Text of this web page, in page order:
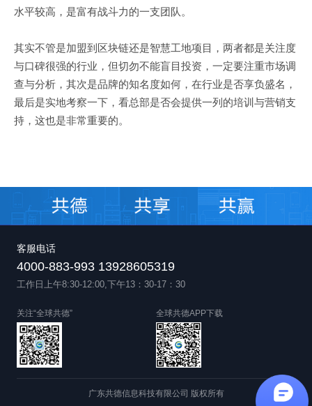
水平较高，是富有战斗力的一支团队。
其实不管是加盟到区块链还是智慧工地项目，两者都是关注度
与口碑很强的行业，但切勿不能盲目投资，一定要注重市场调
查与分析，其次是品牌的知名度如何，在行业是否享负盛名，
最后是实地考察一下，看总部是否会提供一列的培训与营销支
持，这也是非常重要的。
客服电话
4000-883-993 13928605319
工作日上午8:30-12:00,下午13：30-17：30
关注“全球共德” 全球共德APP下载
广东共德信息科技有限公司 版权所有